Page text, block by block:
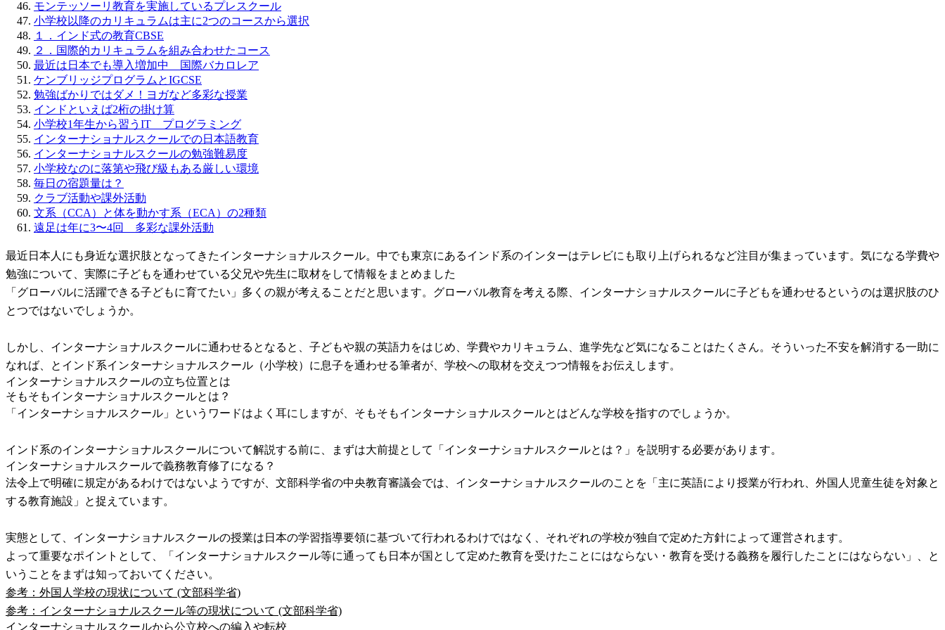
モンテッソーリ教育を実施しているプレスクール
小学校以降のカリキュラムは主に2つのコースから選択
１．インド式の教育CBSE
２．国際的カリキュラムを組み合わせたコース
最近は日本でも導入増加中 国際バカロレア
ケンブリッジプログラムとIGCSE
勉強ばかりではダメ！ヨガなど多彩な授業
インドといえば2桁の掛け算
小学校1年生から習うIT プログラミング
インターナショナルスクールでの日本語教育
インターナショナルスクールの勉強難易度
小学校なのに落第や飛び級もある厳しい環境
毎日の宿題量は？
クラブ活動や課外活動
文系（CCA）と体を動かす系（ECA）の2種類
遠足は年に3〜4回 多彩な課外活動
最近日本人にも身近な選択肢となってきたインターナショナルスクール。中でも東京にあるインド系のインターはテレビにも取り上げられるなど注目が集まっています。気になる学費や
勉強について、実際に子どもを通わせている父兄や先生に取材をして情報をまとめました
「グローバルに活躍できる子どもに育てたい」多くの親が考えることだと思います。グローバル教育を考える際、インターナショナルスクールに子どもを通わせるというのは選択肢のひ
とつではないでしょうか。
しかし、インターナショナルスクールに通わせるとなると、子どもや親の英語力をはじめ、学費やカリキュラム、進学先など気になることはたくさん。そういった不安を解消する一助に
なれば、とインド系インターナショナルスクール（小学校）に息子を通わせる筆者が、学校への取材を交えつつ情報をお伝えします。
インターナショナルスクールの立ち位置とは
そもそもインターナショナルスクールとは？
「インターナショナルスクール」というワードはよく耳にしますが、そもそもインターナショナルスクールとはどんな学校を指すのでしょうか。
インド系のインターナショナルスクールについて解説する前に、まずは大前提として「インターナショナルスクールとは？」を説明する必要があります。
インターナショナルスクールで義務教育修了になる？
法令上で明確に規定があるわけではないようですが、文部科学省の中央教育審議会では、インターナショナルスクールのことを「主に英語により授業が行われ、外国人児童生徒を対象と
する教育施設」と捉えています。
実態として、インターナショナルスクールの授業は日本の学習指導要領に基づいて行われるわけではなく、それぞれの学校が独自で定めた方針によって運営されます。
よって重要なポイントとして、「インターナショナルスクール等に通っても日本が国として定めた教育を受けたことにはならない・教育を受ける義務を履行したことにはならない」、と
いうことをまずは知っておいてください。
参考：外国人学校の現状について (文部科学省)
参考：インターナショナルスクール等の現状について (文部科学省)
インターナショナルスクールから公立校への編入や転校